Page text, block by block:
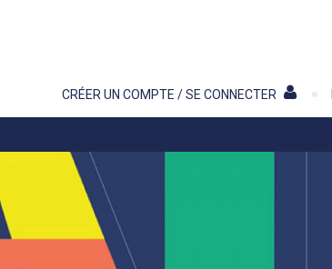
CRÉER UN COMPTE / SE CONNECTER